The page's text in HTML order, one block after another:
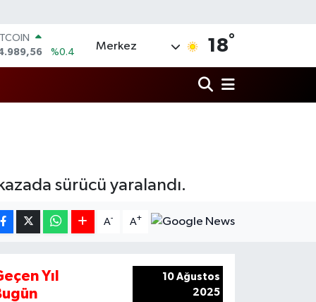
%0.01
Merkez 18°
sürücü yaralandı.
A- A+
Yıl
10 Ağustos
2025